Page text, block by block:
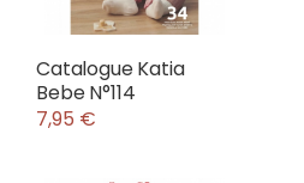
Catalogue Katia
Bebe N°114
7,95 €